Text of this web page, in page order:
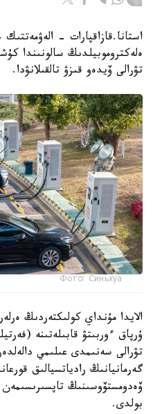
ەلەكتروموبيلدىڭ سالونىندا
تۋرالى ۆيدەو قىزۋ تالقىلانۋدا.
Фото: Синьхуа
الايدا مۇنداي كولىكتەردىڭ
ۇرپاق ءوربىتۋ قابىلەتىنە
تۋرالى سەنىمدى عىلىمي
گەرمانيانىڭ رادياتسيالىق
ۆەدومستۆوسىنىڭ
بولدى.